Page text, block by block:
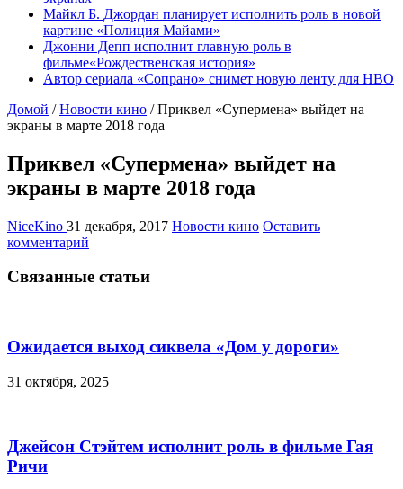
Майкл Б. Джордан планирует исполнить роль в новой
картине «Полиция Майами»
Джонни Депп исполнит главную роль в
фильме«Рождественская история»
Автор сериала «Сопрано» снимет новую ленту для HBO
Домой / Новости кино / Приквел «Супермена» выйдет на
экраны в марте 2018 года
Приквел «Супермена» выйдет на
экраны в марте 2018 года
NiceKino 31 декабря, 2017 Новости кино Оставить
комментарий
Связанные статьи
Ожидается выход сиквела «Дом у дороги»
31 октября, 2025
Джейсон Стэйтем исполнит роль в фильме Гая
Ричи